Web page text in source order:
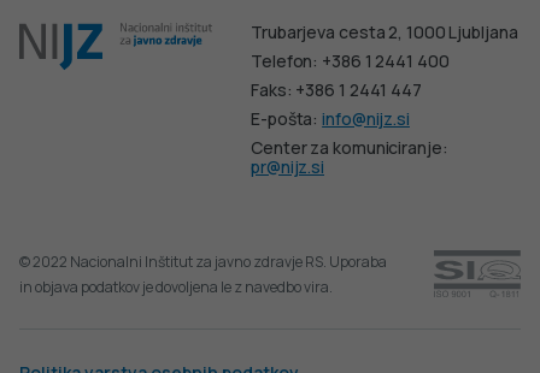
Trubarjeva cesta 2, 1000 Ljubljana
Telefon: +386 1 2441 400
Faks: +386 1 2441 447
E-pošta:info@nijz.si
Center za komuniciranje:
pr@nijz.si
© 2022 Nacionalni Inštitut za javno zdravje RS. Uporaba
in objava podatkov je dovoljena le z navedbo vira.